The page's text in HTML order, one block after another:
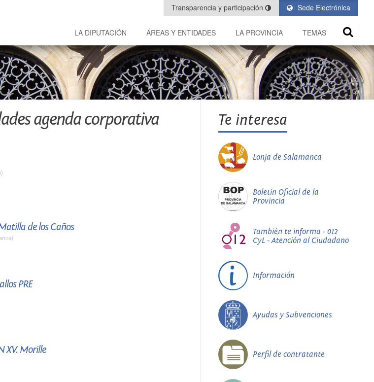
Sede Electrónica
Transparencia y participación
LA DIPUTACIÓN ÁREAS Y ENTIDADES LA PROVINCIA TEMAS
agenda corporativa
de los Caños
PRE
XV. Morille
Te interesa
Lonja de Salamanca
Boletín Oficial de la
Provincia
También te informa - 012
CyL - Atención al Ciudadano
Información
Ayudas y Subvenciones
Perfil de contratante